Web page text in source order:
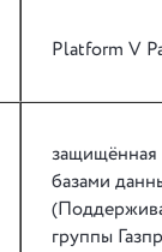
Platform V
защищённая
базами
группы